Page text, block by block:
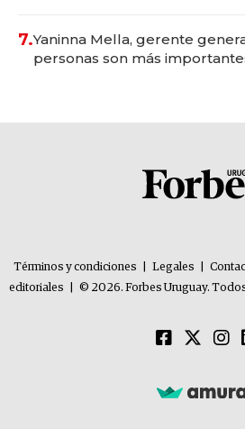
7.Yaninna Mella, gerente
personas son más
Términos y condiciones Legales
editoriales
© 2026. Forbes Uruguay.